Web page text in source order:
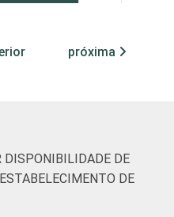
(até 50
69
(mais de
50 leitos)
próxima
DISPONIBILIDADE DE
DE